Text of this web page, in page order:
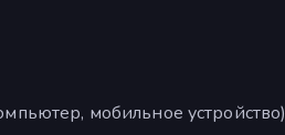
мобильное устройство)